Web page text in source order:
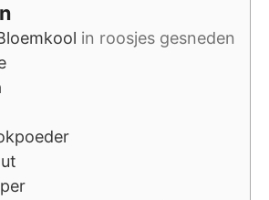
in roosjes gesneden